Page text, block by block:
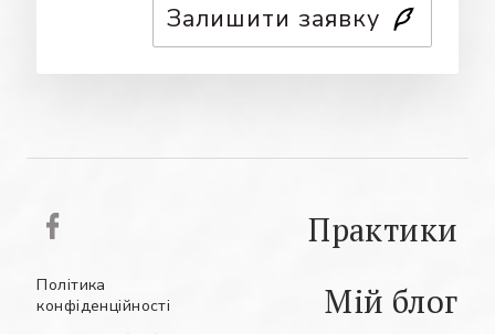
Залишити заявку
Практики
Мій блог
Політика
конфіденційності